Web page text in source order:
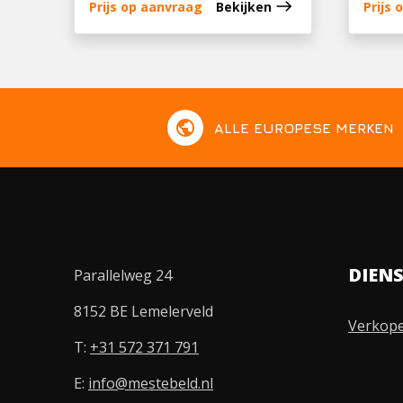
Prijs op aanvraag Bekijken east Prijs
public ALLE EUROPESE MERKEN
Parallelweg 24
8152 BE Lemelerveld
T: +31 572 371 791
E: info@mestebeld.nl